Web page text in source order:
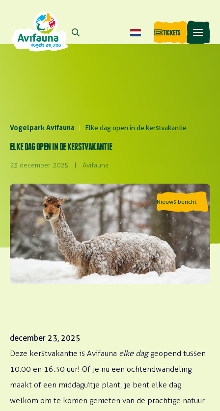
TICKETS
Vogelpark Avifauna | Elke dag open in de kerstvakantie
ELKE DAG OPEN IN DE KERSTVAKANTIE
23 december 2025 | Avifauna
Nieuws bericht
december 23, 2025
Deze kerstvakantie is Avifauna elke daggeopend tussen
10:00 en 16:30 uur! Of je nu een ochtendwandeling
maakt of een middaguitje plant, je bent elke dag
welkom om te komen genieten van de prachtige natuur